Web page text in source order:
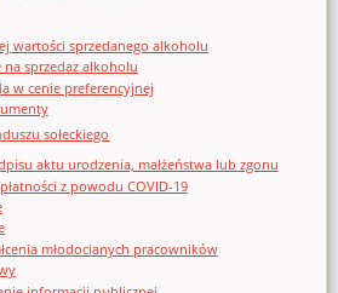
wartości sprzedanego alkoholu
sprzedaz alkoholu
w cenie preferencyjnej
sołeckiego
aktu urodzenia, małżeństwa lub zgonu
z powodu COVID-19
młodocianych pracowników